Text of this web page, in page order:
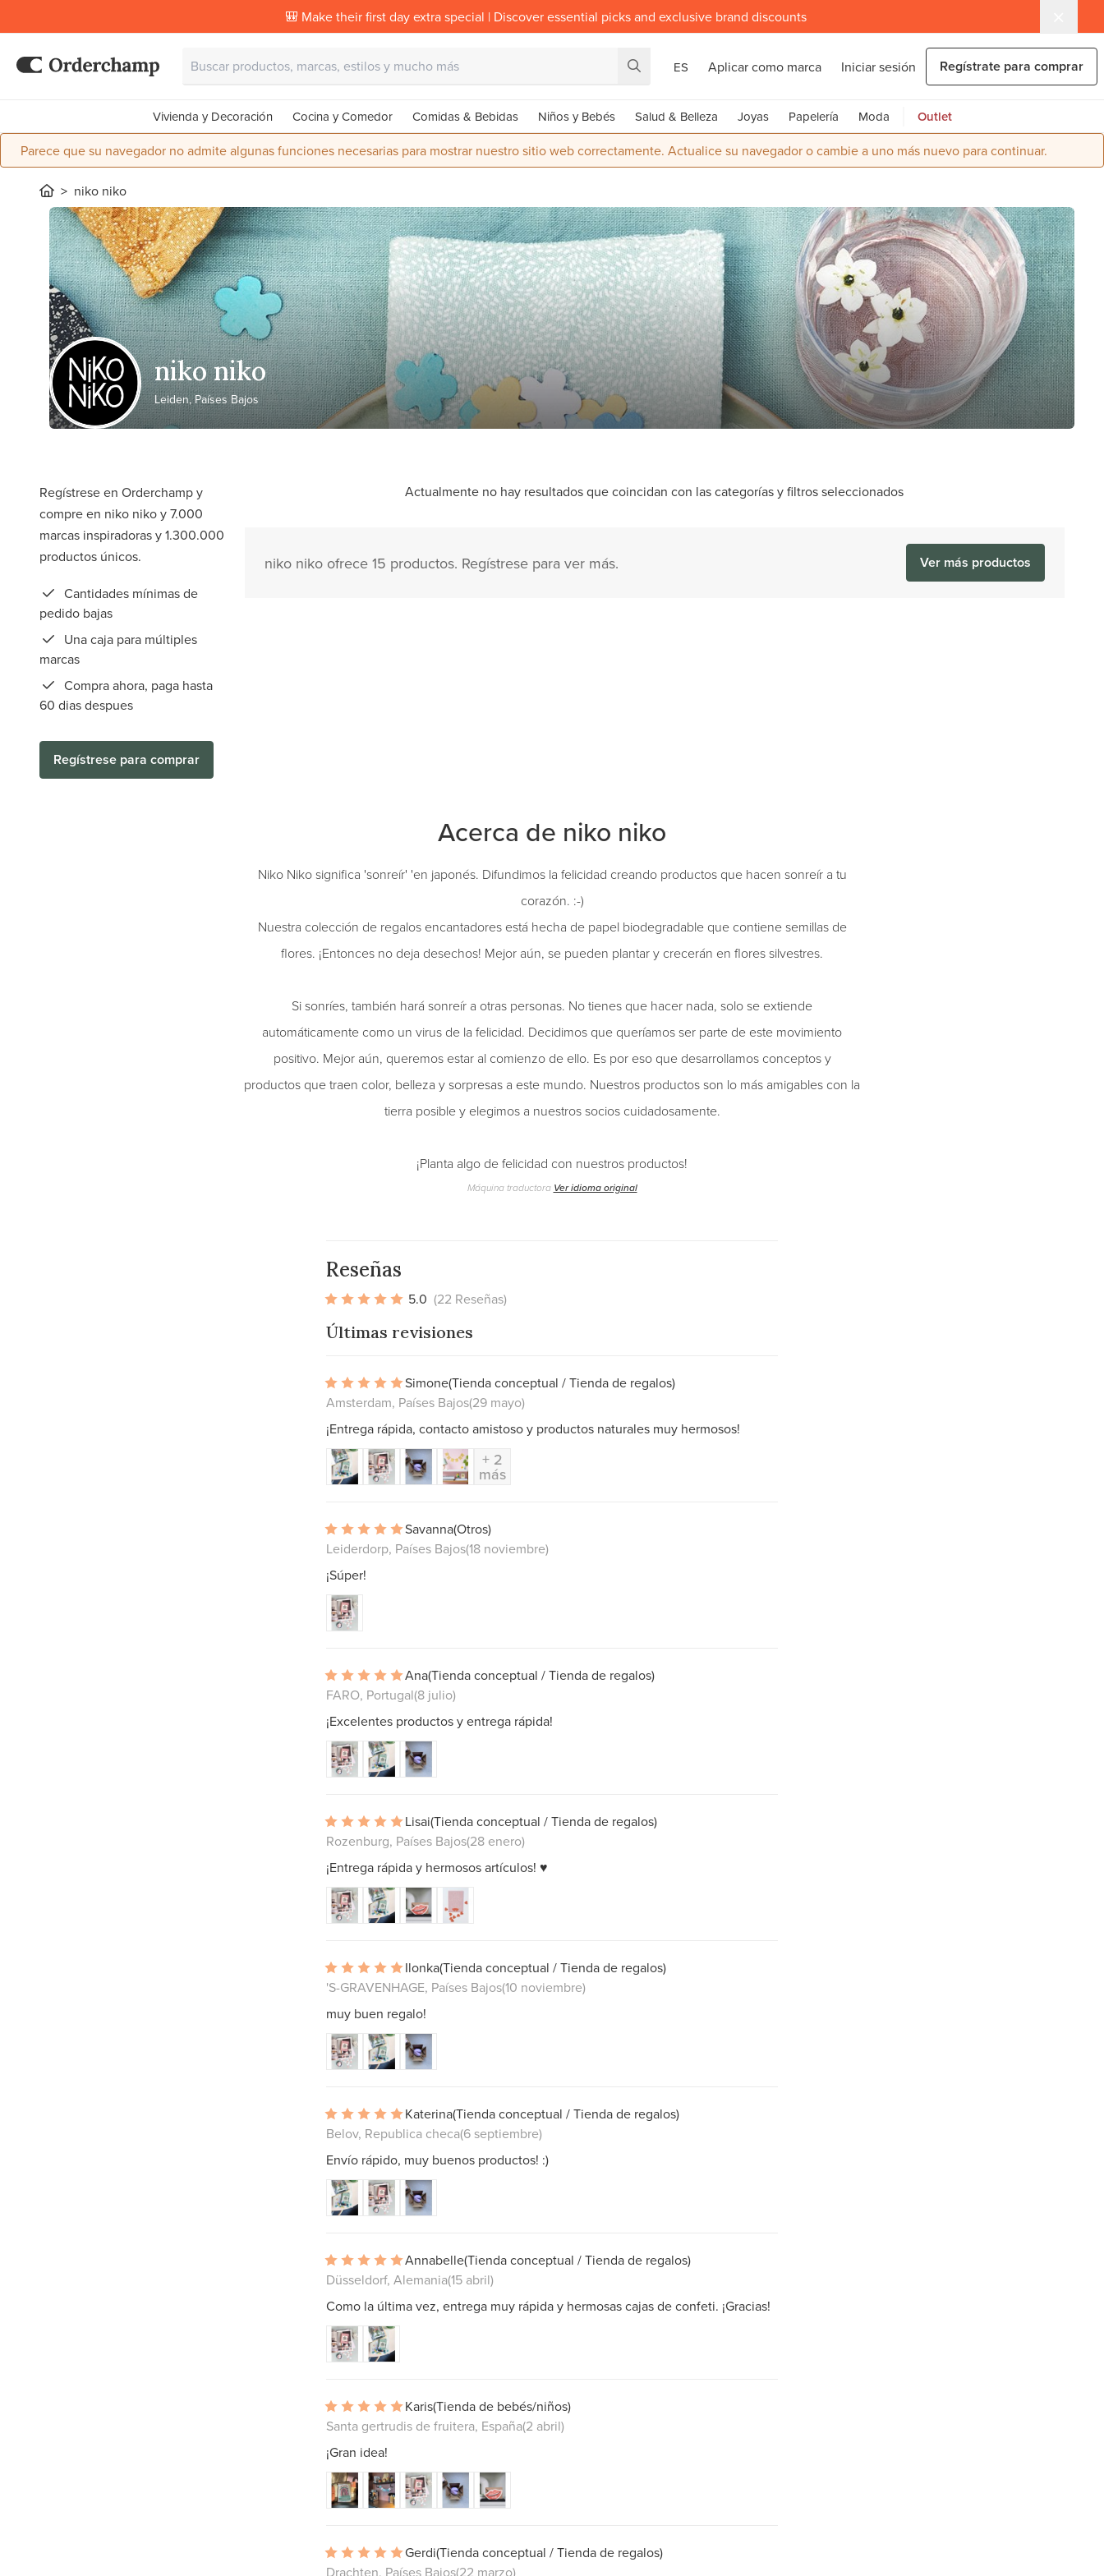
🎒 Make their first day extra special | Discover essential picks and exclusive brand discounts
ES Aplicar como marca Iniciar sesión Regístrate para comprar
Vivienda y Decoración Cocina y Comedor Comidas & Bebidas Niños y Bebés Salud & Belleza Joyas Papelería Moda Outlet
Parece que su navegador no admite algunas funciones necesarias para mostrar nuestro sitio web correctamente. Actualice su navegador o cambie a uno más nuevo para continuar.
niko niko
niko niko
Leiden, Países Bajos
Regístrese en Orderchamp y
compre en niko niko y 7.000
marcas inspiradoras y 1.300.000
productos únicos.
Cantidades mínimas de
pedido bajas
Una caja para múltiples
marcas
Compra ahora, paga hasta
60 dias despues
Regístrese para comprar
Actualmente no hay resultados que coincidan con las categorías y filtros seleccionados
niko niko ofrece 15 productos. Regístrese para ver más. Ver más productos
Acerca de niko niko
Niko Niko significa 'sonreír' 'en japonés. Difundimos la felicidad creando productos que hacen sonreír a tu
corazón. :-)
Nuestra colección de regalos encantadores está hecha de papel biodegradable que contiene semillas de
flores. ¡Entonces no deja desechos! Mejor aún, se pueden plantar y crecerán en flores silvestres.
Si sonríes, también hará sonreír a otras personas. No tienes que hacer nada, solo se extiende
automáticamente como un virus de la felicidad. Decidimos que queríamos ser parte de este movimiento
positivo. Mejor aún, queremos estar al comienzo de ello. Es por eso que desarrollamos conceptos y
productos que traen color, belleza y sorpresas a este mundo. Nuestros productos son lo más amigables con la
tierra posible y elegimos a nuestros socios cuidadosamente.
¡Planta algo de felicidad con nuestros productos!
Máquina traductora Ver idioma original
Reseñas
5.0 (22 Reseñas)
Últimas revisiones
Simone(Tienda conceptual / Tienda de regalos)
Amsterdam, Países Bajos(29 mayo)
¡Entrega rápida, contacto amistoso y productos naturales muy hermosos!
+ 2
más
Savanna(Otros)
Leiderdorp, Países Bajos(18 noviembre)
¡Súper!
Ana(Tienda conceptual / Tienda de regalos)
FARO, Portugal(8 julio)
¡Excelentes productos y entrega rápida!
Lisai(Tienda conceptual / Tienda de regalos)
Rozenburg, Países Bajos(28 enero)
¡Entrega rápida y hermosos artículos! ♥︎
Ilonka(Tienda conceptual / Tienda de regalos)
'S-GRAVENHAGE, Países Bajos(10 noviembre)
muy buen regalo!
Katerina(Tienda conceptual / Tienda de regalos)
Belov, Republica checa(6 septiembre)
Envío rápido, muy buenos productos! :)
Annabelle(Tienda conceptual / Tienda de regalos)
Düsseldorf, Alemania(15 abril)
Como la última vez, entrega muy rápida y hermosas cajas de confeti. ¡Gracias!
Karis(Tienda de bebés/niños)
Santa gertrudis de fruitera, España(2 abril)
¡Gran idea!
Gerdi(Tienda conceptual / Tienda de regalos)
Drachten, Países Bajos(22 marzo)